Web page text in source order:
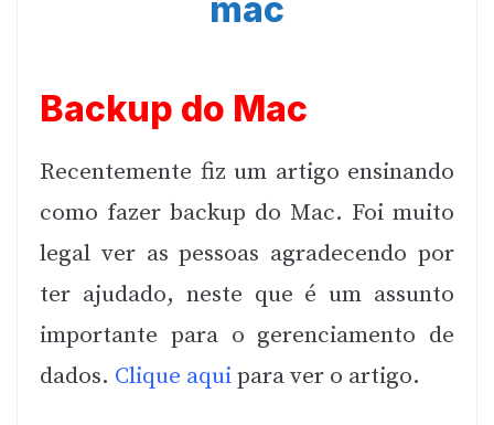
Backup do Mac
Recentemente fiz um artigo ensinando
como fazer backup do Mac. Foi muito
legal ver as pessoas agradecendo por
ter ajudado, neste que é um assunto
importante para o gerenciamento de
dados. Clique aquipara ver o artigo.